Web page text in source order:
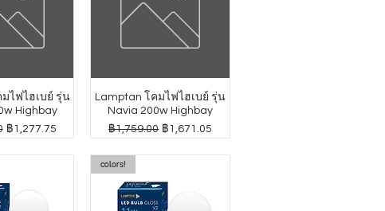
ไฟไฮเบย์ รุ่น
Highbay
ราคาขายลด
฿1,277.75
Lamptan โคมไฟไฮเบย์ รุ่น
Navia 200w Highbay
ราคาปกติ
฿1,759.00 ราคาขายลด
฿1,671.05
colors!